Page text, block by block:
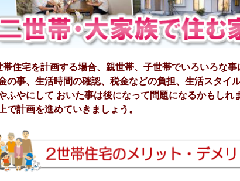
帯住宅を計画する場合、親世帯、子世帯でいろいろな事
の事、生活時間の確認、税金などの負担、生活スタイ
ふやにして おいた事は後になって問題になるかもしれ
で計画を進めていきましょう。